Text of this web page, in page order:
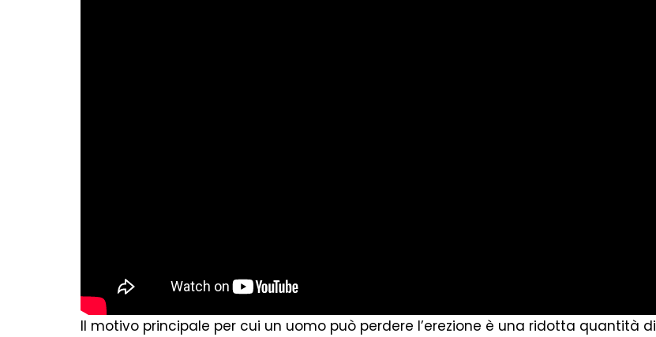
Il motivo principale per cui un uomo può perdere l’erezione è una ridotta quantità di